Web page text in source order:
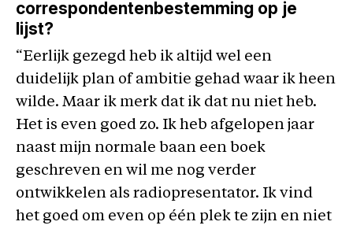
correspondentenbestemming op je
lijst?
“Eerlijk gezegd heb ik altijd wel een
duidelijk plan of ambitie gehad waar ik heen
wilde. Maar ik merk dat ik dat nu niet heb.
Het is even goed zo. Ik heb afgelopen jaar
naast mijn normale baan een boek
geschreven en wil me nog verder
ontwikkelen als radiopresentator. Ik vind
het goed om even op één plek te zijn en niet